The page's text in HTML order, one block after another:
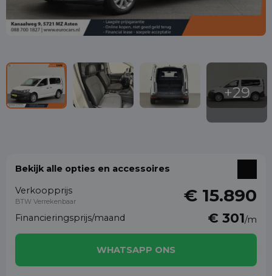
Bekijk alle opties en accessoires
Verkoopprijs
BTW Verrekenbaar € 15.890
Financieringsprijs/maand € 301/m
WHATSAPP ONS